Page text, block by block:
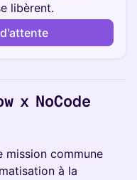
libèrent.
x NoCode
mission commune
à la